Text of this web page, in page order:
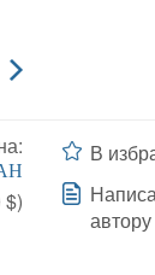
$)
В
автору